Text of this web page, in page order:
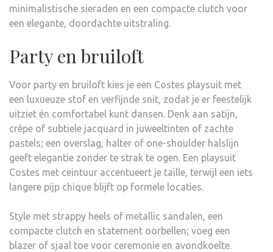
minimalistische sieraden en een compacte clutch voor
een elegante, doordachte uitstraling.
Party en bruiloft
Voor party en bruiloft kies je een Costes playsuit met
een luxueuze stof en verfijnde snit, zodat je er feestelijk
uitziet én comfortabel kunt dansen. Denk aan satijn,
crêpe of subtiele jacquard in juweeltinten of zachte
pastels; een overslag, halter of one-shoulder halslijn
geeft elegantie zonder te strak te ogen. Een playsuit
Costes met ceintuur accentueert je taille, terwijl een iets
langere pijp chique blijft op formele locaties.
Style met strappy heels of metallic sandalen, een
compacte clutch en statement oorbellen; voeg een
blazer of sjaal toe voor ceremonie en avondkoelte.